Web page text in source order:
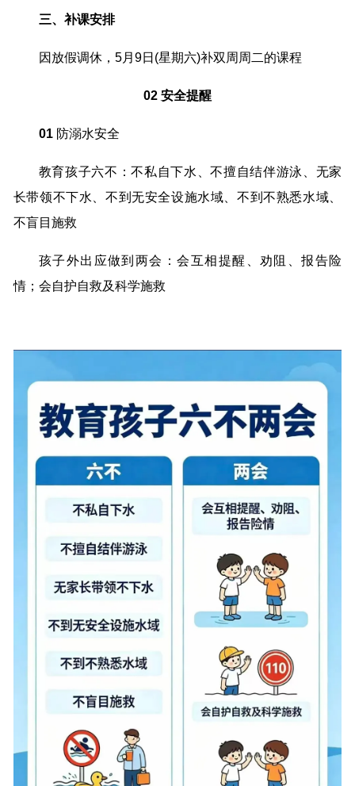
三、补课安排
因放假调休，5月9日(星期六)补双周周二的课程
02 安全提醒
01 防溺水安全
教育孩子六不：不私自下水、不擅自结伴游泳、无家
长带领不下水、不到无安全设施水域、不到不熟悉水域、
不盲目施救
孩子外出应做到两会：会互相提醒、劝阻、报告险
情；会自护自救及科学施救